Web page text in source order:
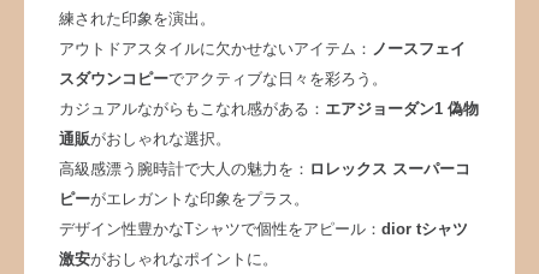
練された印象を演出。
アウトドアスタイルに欠かせないアイテム： ノースフェイ
スダウンコピーでアクティブな日々を彩ろう。
カジュアルながらもこなれ感がある： エアジョーダン1 偽物
通販がおしゃれな選択。
高級感漂う腕時計で大人の魅力を： ロレックス スーパーコ
ピーがエレガントな印象をプラス。
デザイン性豊かなTシャツで個性をアピール： dior tシャツ
激安がおしゃれなポイントに。